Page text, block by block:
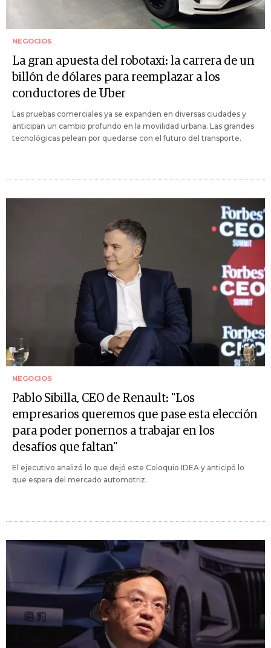
NEGOCIOS
La gran apuesta del robotaxi: la carrera de un
billón de dólares para reemplazar a los
conductores de Uber
Las pruebas comerciales ya se expanden en diversas ciudades y
anticipan un cambio profundo en la movilidad urbana. Las grandes
tecnológicas pelean por quedarse con el futuro del transporte.
NEGOCIOS
Pablo Sibilla, CEO de Renault: "Los
empresarios queremos que pase esta elección
para poder ponernos a trabajar en los
desafíos que faltan"
El ejecutivo analizó lo que dejó este Coloquio IDEA y anticipó lo
que espera del mercado automotriz.